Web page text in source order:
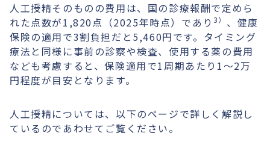
人工授精そのものの費用は、国の診療報酬で定めら
れた点数が1,820点（2025年時点）であり 3） 、健康
保険の適用で3割負担だと5,460円です。タイミング
療法と同様に事前の診察や検査、使用する薬の費用
なども考慮すると、保険適用で1周期あたり1〜2万
円程度が目安となります。
人工授精については、以下のページで詳しく解説し
ているのであわせてご覧ください。